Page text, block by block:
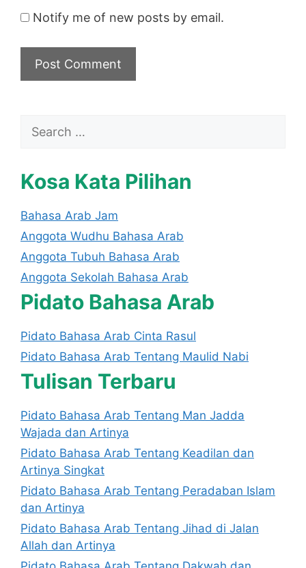
Notify me of new posts by email.
for:
Kosa Kata Pilihan
Bahasa Arab Jam
Anggota Wudhu Bahasa Arab
Anggota Tubuh Bahasa Arab
Anggota Sekolah Bahasa Arab
Pidato Bahasa Arab
Pidato Bahasa Arab Cinta Rasul
Pidato Bahasa Arab Tentang Maulid Nabi
Tulisan Terbaru
Pidato Bahasa Arab Tentang Man Jadda
Wajada dan Artinya
Pidato Bahasa Arab Tentang Keadilan dan
Artinya Singkat
Pidato Bahasa Arab Tentang Peradaban Islam
dan Artinya
Pidato Bahasa Arab Tentang Jihad di Jalan
Allah dan Artinya